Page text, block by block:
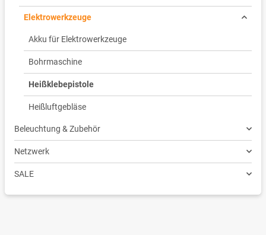
Elektrowerkzeuge
Akku für Elektrowerkzeuge
Bohrmaschine
Heißklebepistole
Heißluftgebläse
Beleuchtung & Zubehör
Netzwerk
SALE